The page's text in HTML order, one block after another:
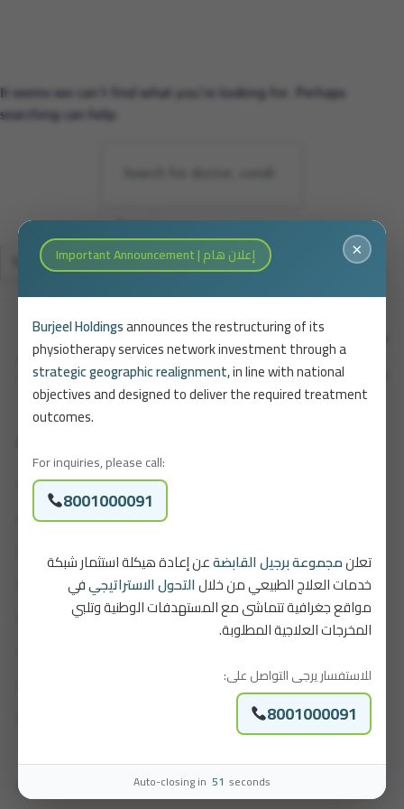
searching can help.
Our Story
Careers
Patient Portal
Contact
Important Announcement | إعلان هام ×
Burjeel Holdingsannounces the restructuring of its
physiotherapy services network investment through a
strategic geographic realignment, in line with national
objectives and designed to deliver the required treatment
outcomes.
For inquiries, please call:
8001000091
تعلنمجموعة برجيل القابضةعن إعادة هيكلة استثمار شبكة
خدمات العلاج الطبيعي من خلالالتحول الاستراتيجيفي
مواقع جغرافية تتماشى مع المستهدفات الوطنية وتلبي
المخرجات العلاجية المطلوبة.
للاستفسار يرجى التواصل على:
8001000091
Auto-closing in 51 seconds